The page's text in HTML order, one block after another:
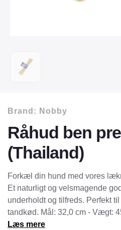
Brand: Nobby
Råhud ben
(Thailand)
Forkæl din hund med vores
Et naturligt og velsmagende
underholdt og tilfreds. Perfekt
tandkød. Mål: 32,0 cm - Vægt:
Læs mere